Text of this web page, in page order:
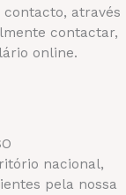
contacto, através
contactar,
online.
nacional,
pela nossa